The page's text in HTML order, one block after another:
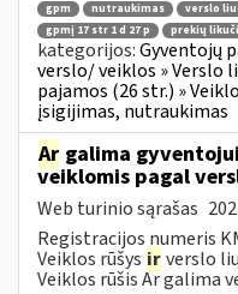
gpm nutraukimas verslo
gpmį 17 str 1 d 27 p
prekių
kategorijos:Gyventojų
verslo/ veiklos » Verslo
pajamos (26 str.) »
įsigijimas, nutraukimas
Ar galima
veiklomis pagal
Web turinio sąrašas
Registracijos numeris
Veiklos rūšys irverslo
Veiklos rūšis Ar galima